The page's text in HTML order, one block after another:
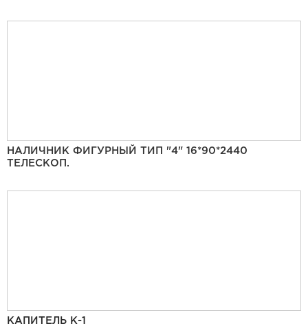
НАЛИЧНИК ФИГУРНЫЙ ТИП "4" 16*90*2440
ТЕЛЕСКОП.
КАПИТЕЛЬ К-1